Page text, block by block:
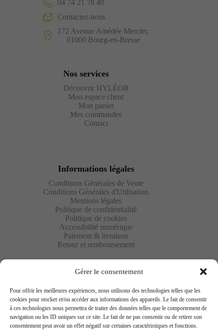
Gérer le consentement
Pour offrir les meilleures expériences, nous utilisons des technologies telles que les
cookies pour stocker et/ou accéder aux informations des appareils. Le fait de consentir
à ces technologies nous permettra de traiter des données telles que le comportement de
navigation ou les ID uniques sur ce site. Le fait de ne pas consentir ou de retirer son
consentement peut avoir un effet négatif sur certaines caractéristiques et fonctions.
04 74 21 78 40
Contactez-nous
172 Avenue Amédée Mercier,
01000 Bourg-en-Bresse
Nos services
Découvrir HYLÉOR
Mon espace client
Mon panier
Mes commandes
Contact
Informations légales
Conditions Générales de Vente
Conditions Générales d'Utilisation
Mentions légales
Politique de confidentialité
Politique de cookies
Accessibilité numérique
Paiement & livraison
Retour et remboursement
Newsletter
Saisissez votre adresse e-mail ci-dessous et abonnez-vous à